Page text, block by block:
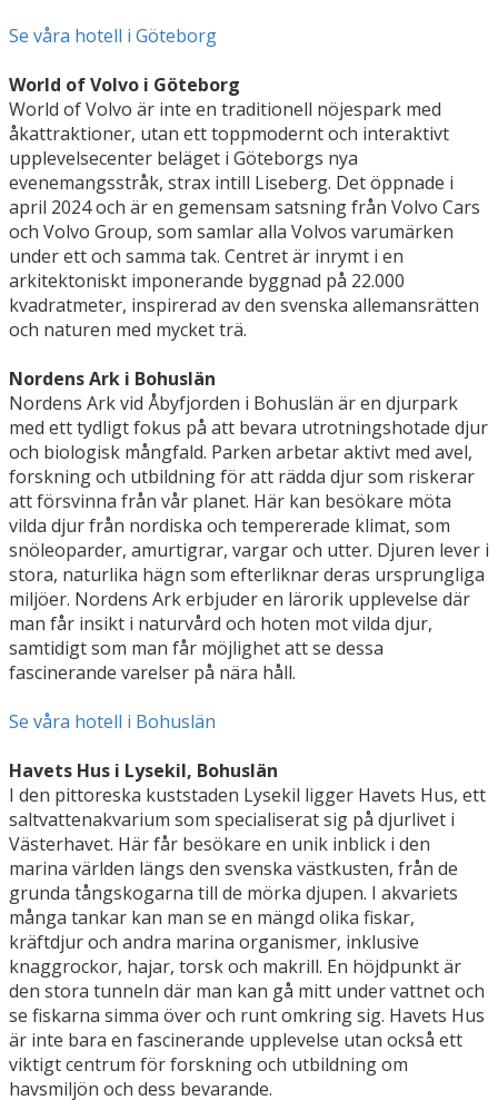
Se våra hotell i Göteborg
World of Volvo i Göteborg
World of Volvo är inte en traditionell nöjespark med
åkattraktioner, utan ett toppmodernt och interaktivt
upplevelsecenter beläget i Göteborgs nya
evenemangsstråk, strax intill Liseberg. Det öppnade i
april 2024 och är en gemensam satsning från Volvo Cars
och Volvo Group, som samlar alla Volvos varumärken
under ett och samma tak. Centret är inrymt i en
arkitektoniskt imponerande byggnad på 22.000
kvadratmeter, inspirerad av den svenska allemansrätten
och naturen med mycket trä.
Nordens Ark i Bohuslän
Nordens Ark vid Åbyfjorden i Bohuslän är en djurpark
med ett tydligt fokus på att bevara utrotningshotade djur
och biologisk mångfald. Parken arbetar aktivt med avel,
forskning och utbildning för att rädda djur som riskerar
att försvinna från vår planet. Här kan besökare möta
vilda djur från nordiska och tempererade klimat, som
snöleoparder, amurtigrar, vargar och utter. Djuren lever i
stora, naturlika hägn som efterliknar deras ursprungliga
miljöer. Nordens Ark erbjuder en lärorik upplevelse där
man får insikt i naturvård och hoten mot vilda djur,
samtidigt som man får möjlighet att se dessa
fascinerande varelser på nära håll.
Se våra hotell i Bohuslän
Havets Hus i Lysekil, Bohuslän
I den pittoreska kuststaden Lysekil ligger Havets Hus, ett
saltvattenakvarium som specialiserat sig på djurlivet i
Västerhavet. Här får besökare en unik inblick i den
marina världen längs den svenska västkusten, från de
grunda tångskogarna till de mörka djupen. I akvariets
många tankar kan man se en mängd olika fiskar,
kräftdjur och andra marina organismer, inklusive
knaggrockor, hajar, torsk och makrill. En höjdpunkt är
den stora tunneln där man kan gå mitt under vattnet och
se fiskarna simma över och runt omkring sig. Havets Hus
är inte bara en fascinerande upplevelse utan också ett
viktigt centrum för forskning och utbildning om
havsmiljön och dess bevarande.